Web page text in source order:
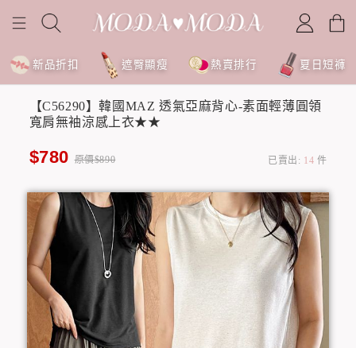
新品折扣 遮臀顯瘦 熱賣排行 夏日短褲
【C56290】韓國MAZ 透氣亞麻背心-素面輕薄圓領
寬肩無袖涼感上衣★★
$780 原價$890 已賣出: 14 件